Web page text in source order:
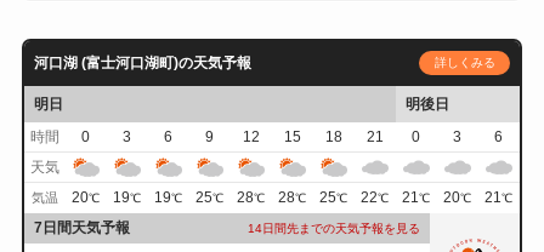
河口湖 (富士河口湖町)の天気予報 詳しくみる
明日
明後日
時間
0 3 6 9 12 15 18 21 0 3
6
天気
気温 20℃ 19℃ 19℃ 25℃ 28℃ 28℃ 25℃ 22℃ 21℃ 20℃ 21℃
7日間天気予報 14日間先までの天気予報を見る